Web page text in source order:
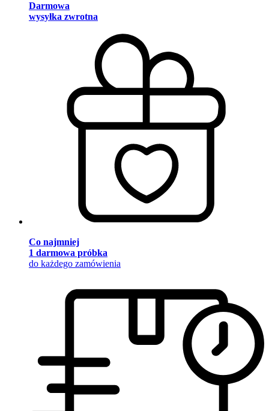
Darmowa
wysyłka zwrotna
Co najmniej
1 darmowa próbka
do każdego zamówienia